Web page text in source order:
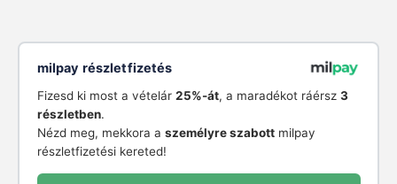
milpay részletfizetés
Fizesd ki most a vételár 25%-át, a maradékot ráérsz 3
részletben.
Nézd meg, mekkora a személyre szabottmilpay
részletfizetési kereted!